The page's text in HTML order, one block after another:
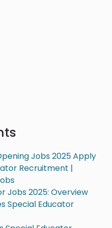
Jobs 2025 Apply
Recruitment |
Jobs 2025: Overview
Special Educator